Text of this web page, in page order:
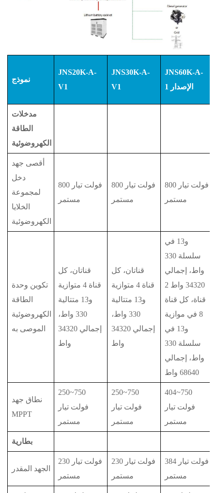
نموذج
JNS20K-A-
V1
JNS30K-A-
V1
JNS60K-A-
الإصدار 1
مدخلات
الطاقة
الكهروضوئية
أقصى جهد
دخل
لمجموعة
الخلايا
الكهروضوئية
800 فولت تيار
مستمر
800 فولت تيار
مستمر
800 فولت تيار
مستمر
تكوين وحدة
الطاقة
الكهروضوئية
الموصى به
قناتان، كل
قناة 4 متوازية
و13 متتالية
330 واط،
إجمالي 34320
واط
قناتان، كل
قناة 4 متوازية
و13 متتالية
330 واط،
إجمالي 34320
واط
و13 في
سلسلة 330
واط، إجمالي
34320 واط 2
قناة، كل قناة
8 في موازية
و13 في
سلسلة 330
واط، إجمالي
68640 واط
نطاق جهد
MPPT
250~750
فولت تيار
مستمر
250~750
فولت تيار
مستمر
404~750
فولت تيار
مستمر
بطارية
الجهد المقدر
230 فولت تيار
مستمر
230 فولت تيار
مستمر
384 فولت تيار
مستمر